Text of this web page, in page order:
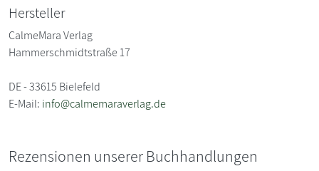
Hersteller
CalmeMara Verlag
Hammerschmidtstraße 17
DE - 33615 Bielefeld
E-Mail: info@calmemaraverlag.de
Rezensionen unserer Buchhandlungen